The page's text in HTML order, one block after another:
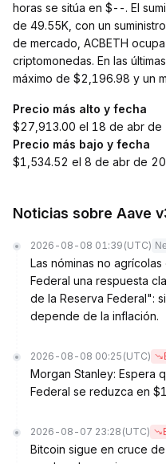
horas se sitúa en $--. El
de 49.55K, con un
de mercado, ACBETH
criptomonedas. En las
máximo de $2,196.98 y un
Precio más alto y fecha
$27,913.00 el 18 de abr de
Precio más bajo y fecha
$1,534.52 el 8 de abr de
Noticias sobre Aave
2026-08-08 01:39 (UTC)
Las nóminas no
Federal una respuesta
de la Reserva Federal":
depende de la inflación.
2026-08-08 00:25 (UTC)
Morgan Stanley: Espera
Federal se reduzca en
2026-08-07 23:28 (UTC)
Bitcoin sigue en cruce